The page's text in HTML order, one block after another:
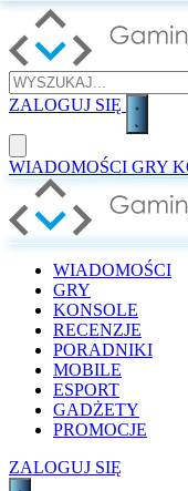
ZALOGUJ SIĘ
WIADOMOŚCI GRY
WIADOMOŚCI
GRY
KONSOLE
RECENZJE
PORADNIKI
MOBILE
ESPORT
GADŻETY
PROMOCJE
ZALOGUJ SIĘ